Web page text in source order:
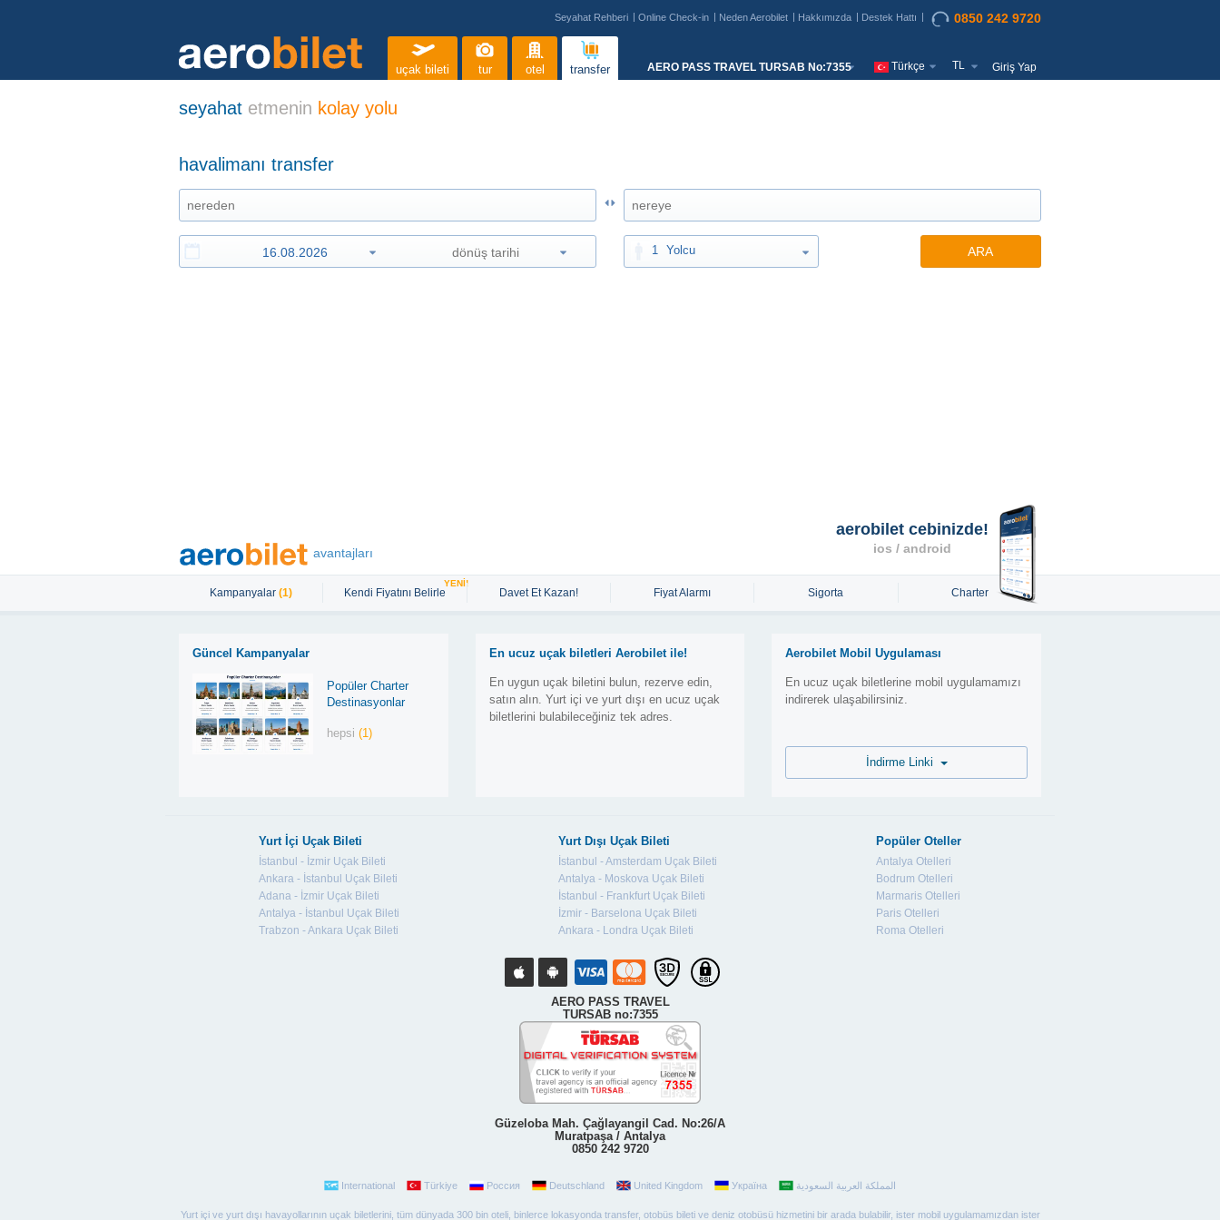
Seyahat Rehberi Online Check-in Neden Aerobilet Hakkımızda Destek Hattı 0850 242 9720
uçak bileti tur otel transfer AERO PASS TRAVEL TURSAB No:7355 Türkçe TL Giriş Yap
seyahat etmenin kolay yolu
havalimanı transfer
1 Yolcu ARA
avantajları
Kampanyalar (1) Kendi Fiyatını Belirle
YENİ!
Davet Et Kazan! Fiyat Alarmı Sigorta Charter
Güncel Kampanyalar
Popüler Charter
Destinasyonlar
hepsi(1)
En ucuz uçak biletleri Aerobilet ile!
En uygun uçak biletini bulun, rezerve edin,
satın alın. Yurt içi ve yurt dışı en ucuz uçak
biletlerini bulabileceğiniz tek adres.
aerobilet cebinizde!
ios / android
Aerobilet Mobil Uygulaması
En ucuz uçak biletlerine mobil uygulamamızı
indirerek ulaşabilirsiniz.
Yurt İçi Uçak Bileti
İstanbul - İzmir Uçak Bileti
Ankara - İstanbul Uçak Bileti
Adana - İzmir Uçak Bileti
Antalya - İstanbul Uçak Bileti
Trabzon - Ankara Uçak Bileti
Yurt Dışı Uçak Bileti
İstanbul - Amsterdam Uçak Bileti
Antalya - Moskova Uçak Bileti
İstanbul - Frankfurt Uçak Bileti
İzmir - Barselona Uçak Bileti
Ankara - Londra Uçak Bileti
Popüler Oteller
Antalya Otelleri
Bodrum Otelleri
Marmaris Otelleri
Paris Otelleri
Roma Otelleri
AERO PASS TRAVEL
TURSAB no:7355
Güzeloba Mah. Çağlayangil Cad. No:26/A
Muratpaşa / Antalya
0850 242 9720
International Türkiye Россия Deutschland United Kingdom Україна
Yurt içi ve yurt dışı havayollarının uçak biletlerini, tüm dünyada 300 bin oteli, binlerce lokasyonda transfer, otobüs bileti ve deniz otobüsü hizmetini bir arada bulabilir, ister mobil uygulamamızdan ister